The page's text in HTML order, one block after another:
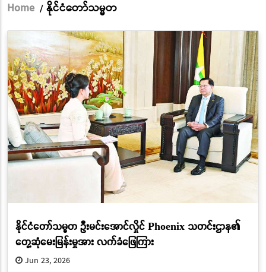
Breadcrumb
Home / နိုင်ငံတော်သမ္မတ
နိုင်ငံတော်သမ္မတ ဦးမင်းအောင်လှိုင် Phoenix သတင်းဌာန၏
တွေ့ဆုံမေးမြန်းမှုအား လက်ခံဖြေကြား
Jun 23, 2026